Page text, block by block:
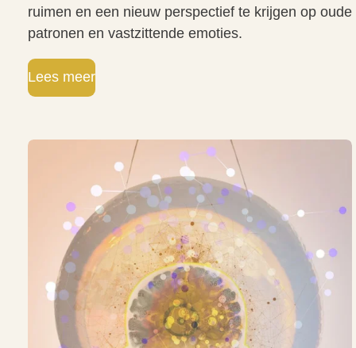
ruimen en een nieuw perspectief te krijgen op oude
patronen en vastzittende emoties.
Lees meer